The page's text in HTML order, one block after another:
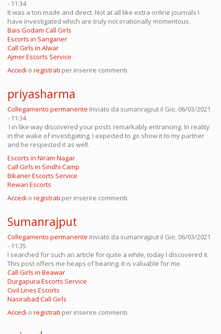
- 11:34
It was a ton made and direct. Not at all like extra online journals I
have investigated which are truly not irrationally momentous.
Bais Godam Call Girls
Escorts in Sanganer
Call Girls in Alwar
Ajmer Escorts Service
Accedi o registrati per inserire commenti.
priyasharma
Collegamento permanente Inviato da sumanrajput il Gio, 06/03/2021
- 11:34
I in like way discovered your posts remarkably entrancing. In reality
in the wake of investigating, I expected to go show it to my partner
and he respected it as well.
Escorts in Niram Nagar
Call Girls in Sindhi Camp
Bikaner Escorts Service
Rewari Escorts
Accedi o registrati per inserire commenti.
Sumanrajput
Collegamento permanente Inviato da sumanrajput il Gio, 06/03/2021
- 11:35
I searched for such an article for quite a while, today I discovered it.
This post offers me heaps of bearing. It is valuable for me.
Call Girls in Beawar
Durgapura Escorts Service
Civil Lines Escorts
Nasirabad Call Girls
Accedi o registrati per inserire commenti.